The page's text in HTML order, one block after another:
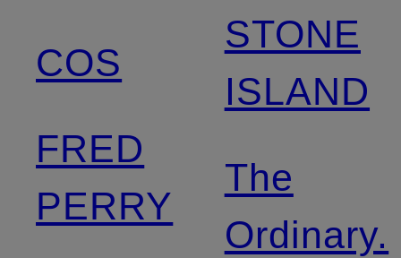
COS
FRED
PERRY
STONE
ISLAND
The
Ordinary.